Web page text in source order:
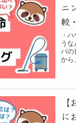
ニ
較
・
う
パの
から
に